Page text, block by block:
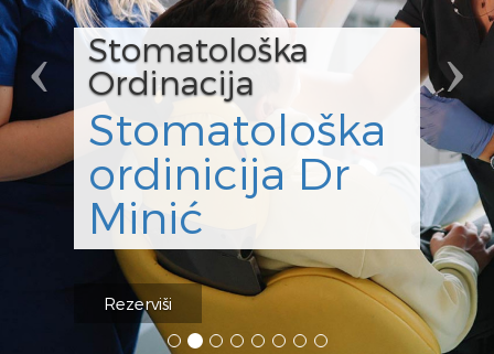
Stomatološka
Ordinacija
Stomatološka
ordinicija Dr
Minić
Rezerviši